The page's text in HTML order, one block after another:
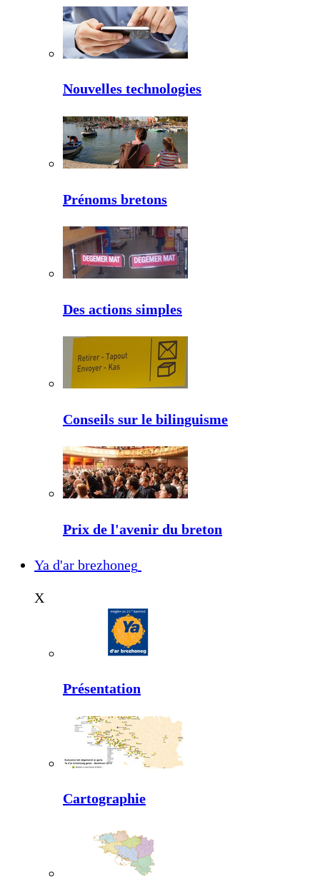
Nouvelles technologies
Prénoms bretons
Des actions simples
Conseils sur le bilinguisme
Prix de l'avenir du breton
Ya d'ar brezhoneg
X
Présentation
Cartographie